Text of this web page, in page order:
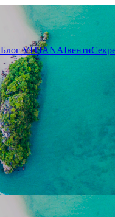
Блог VITIANAІвенти